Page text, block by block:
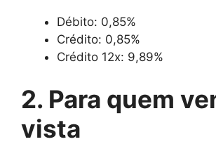
Débito: 0,85%
Crédito: 0,85%
Crédito 12x: 9,89%
2. Para quem
vista